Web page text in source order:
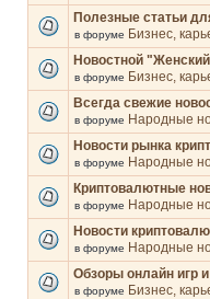
Полезные статьи
в форуме Бизнес,
Новостной
в форуме Бизнес,
Всегда свежие
в форуме Народные
Новости рынка
в форуме Народные
Криптовалютные
в форуме Народные
Новости
в форуме Народные
Обзоры онлайн игр
в форуме Бизнес,